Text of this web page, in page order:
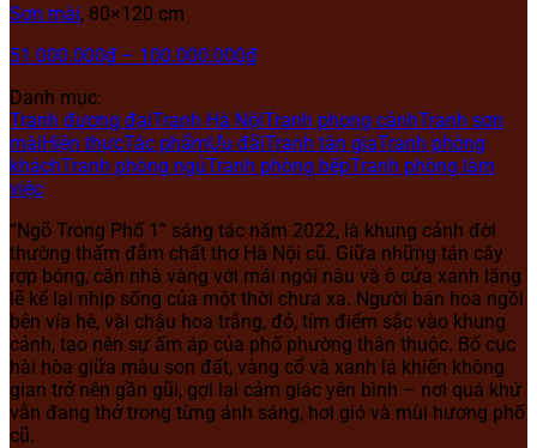
Sơn mài, 80×120 cm
51.000.000₫ – 100.000.000₫
Danh mục:
Tranh đương đạiTranh Hà NộiTranh phong cảnhTranh sơn
màiHiện thựcTác phẩmƯu đãiTranh tân giaTranh phòng
kháchTranh phòng ngủTranh phòng bếpTranh phòng làm
việc
“Ngõ Trong Phố 1” sáng tác năm 2022, là khung cảnh đời
thường thấm đẫm chất thơ Hà Nội cũ. Giữa những tán cây
rợp bóng, căn nhà vàng với mái ngói nâu và ô cửa xanh lặng
lẽ kể lại nhịp sống của một thời chưa xa. Người bán hoa ngồi
bên vỉa hè, vài chậu hoa trắng, đỏ, tím điểm sắc vào khung
cảnh, tạo nên sự ấm áp của phố phường thân thuộc. Bố cục
hài hòa giữa màu son đất, vàng cổ và xanh lá khiến không
gian trở nên gần gũi, gợi lại cảm giác yên bình – nơi quá khứ
vẫn đang thở trong từng ánh sáng, hơi gió và mùi hương phố
cũ.